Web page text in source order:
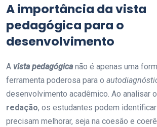
A importância davista
pedagógica para o
desenvolvimento
A vista pedagógicanão é apenas uma
ferramenta poderosa para o
desenvolvimento acadêmico. Ao analisar o
redação, os estudantes podem
precisam melhorar, seja na coesão e